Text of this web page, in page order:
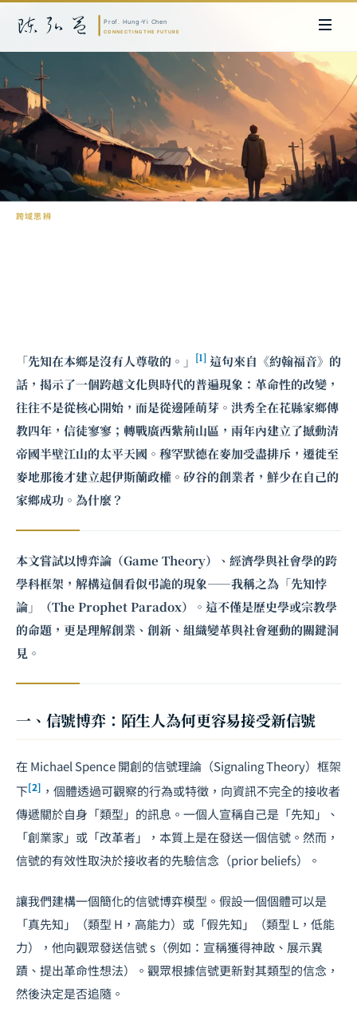
跨域思辨
「先知在本鄉是沒有人尊敬的。」 [1] 這句來自《約翰福音》的
話，揭示了一個跨越文化與時代的普遍現象：革命性的改變，
往往不是從核心開始，而是從邊陲萌芽。洪秀全在花縣家鄉傳
教四年，信徒寥寥；轉戰廣西紫荊山區，兩年內建立了撼動清
帝國半壁江山的太平天國。穆罕默德在麥加受盡排斥，遷徙至
麥地那後才建立起伊斯蘭政權。矽谷的創業者，鮮少在自己的
家鄉成功。為什麼？
本文嘗試以博弈論（Game Theory）、經濟學與社會學的跨
學科框架，解構這個看似弔詭的現象——我稱之為「先知悖
論」（The Prophet Paradox）。這不僅是歷史學或宗教學
的命題，更是理解創業、創新、組織變革與社會運動的關鍵洞
見。
一、信號博弈：陌生人為何更容易接受新信號
在 Michael Spence 開創的信號理論（Signaling Theory）框架
下[2] ，個體透過可觀察的行為或特徵，向資訊不完全的接收者
傳遞關於自身「類型」的訊息。一個人宣稱自己是「先知」、
「創業家」或「改革者」，本質上是在發送一個信號。然而，
信號的有效性取決於接收者的先驗信念（prior beliefs）。
讓我們建構一個簡化的信號博弈模型。假設一個個體可以是
「真先知」（類型 H，高能力）或「假先知」（類型 L，低能
力），他向觀眾發送信號s （例如：宣稱獲得神啟、展示異
蹟、提出革命性想法）。觀眾根據信號更新對其類型的信念，
然後決定是否追隨。